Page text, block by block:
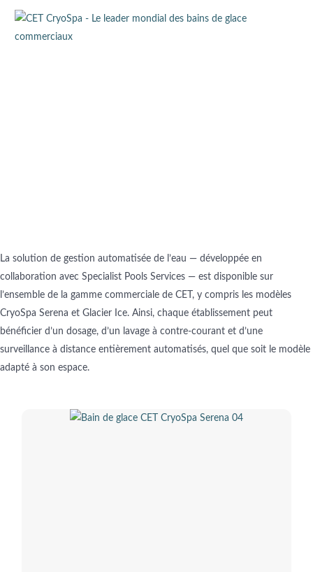
La solution de gestion automatisée de l’eau — développée en
collaboration avec Specialist Pools Services — est disponible sur
l’ensemble de la gamme commerciale de CET, y compris les modèles
CryoSpa Serena et Glacier Ice. Ainsi, chaque établissement peut
bénéficier d’un dosage, d’un lavage à contre-courant et d’une
surveillance à distance entièrement automatisés, quel que soit le modèle
adapté à son espace.